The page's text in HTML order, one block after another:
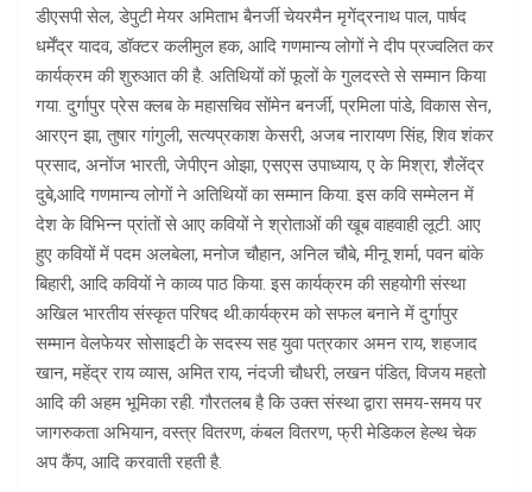
डीएसपी सेल, डेपुटी मेयर अमिताभ बैनर्जी चेयरमैन मृगेंद्रनाथ पाल, पार्षद
धर्मेंद्र यादव, डॉक्टर कलीमुल हक, आदि गणमान्य लोगों ने दीप प्रज्वलित कर
कार्यक्रम की शुरुआत की है. अतिथियों कों फूलों के गुलदस्ते से सम्मान किया
गया. दुर्गापुर प्रेस क्लब के महासचिव सोंमेन बनर्जी, प्रमिला पांडे, विकास सेन,
आरएन झा, तुषार गांगुली, सत्यप्रकाश केसरी, अजब नारायण सिंह, शिव शंकर
प्रसाद, अनोंज भारती, जेपीएन ओझा, एसएस उपाध्याय, ए के मिश्रा, शैलेंद्र
दुबे,आदि गणमान्य लोगों ने अतिथियों का सम्मान किया. इस कवि सम्मेलन में
देश के विभिन्न प्रांतों से आए कवियों ने श्रोताओं की खूब वाहवाही लूटी. आए
हुए कवियों में पदम अलबेला, मनोज चौहान, अनिल चौबे, मीनू शर्मा, पवन बांके
बिहारी, आदि कवियों ने काव्य पाठ किया. इस कार्यक्रम की सहयोगी संस्था
अखिल भारतीय संस्कृत परिषद थी.कार्यक्रम को सफल बनाने में दुर्गापुर
सम्मान वेलफेयर सोसाइटी के सदस्य सह युवा पत्रकार अमन राय, शहजाद
खान, महेंद्र राय व्यास, अमित राय, नंदजी चौधरी, लखन पंडित, विजय महतो
आदि की अहम भूमिका रही. गौरतलब है कि उक्त संस्था द्वारा समय-समय पर
जागरुकता अभियान, वस्त्र वितरण, कंबल वितरण, फ्री मेडिकल हेल्थ चेक
अप कैंप, आदि करवाती रहती है.